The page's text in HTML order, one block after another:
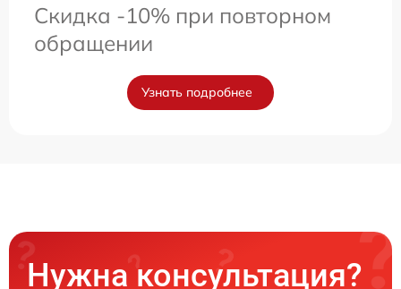
Скидка -10% при повторном
обращении
Узнать подробнее
Нужна консультация?